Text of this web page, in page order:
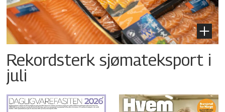
Rekordsterk sjømateksport i
juli